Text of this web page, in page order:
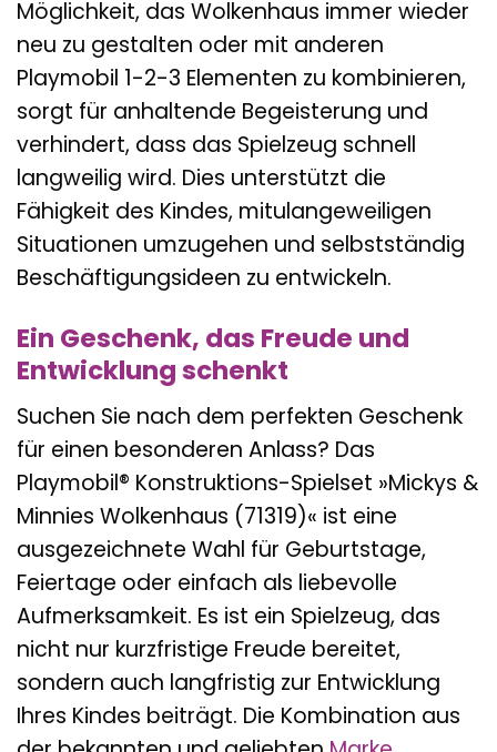
Möglichkeit, das Wolkenhaus immer wieder
neu zu gestalten oder mit anderen
Playmobil 1-2-3 Elementen zu kombinieren,
sorgt für anhaltende Begeisterung und
verhindert, dass das Spielzeug schnell
langweilig wird. Dies unterstützt die
Fähigkeit des Kindes, mitulangeweiligen
Situationen umzugehen und selbstständig
Beschäftigungsideen zu entwickeln.
Ein Geschenk, das Freude und
Entwicklung schenkt
Suchen Sie nach dem perfekten Geschenk
für einen besonderen Anlass? Das
Playmobil® Konstruktions-Spielset »Mickys &
Minnies Wolkenhaus (71319)« ist eine
ausgezeichnete Wahl für Geburtstage,
Feiertage oder einfach als liebevolle
Aufmerksamkeit. Es ist ein Spielzeug, das
nicht nur kurzfristige Freude bereitet,
sondern auch langfristig zur Entwicklung
Ihres Kindes beiträgt. Die Kombination aus